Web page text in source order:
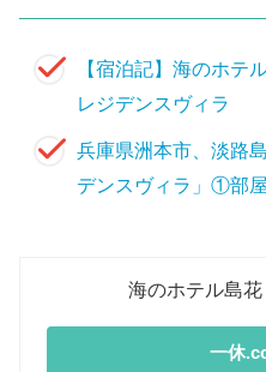
【宿泊記】海のホテ
レジデンスヴィラ
兵庫県洲本市、淡路
デンスヴィラ」①部
海のホテル島
一休